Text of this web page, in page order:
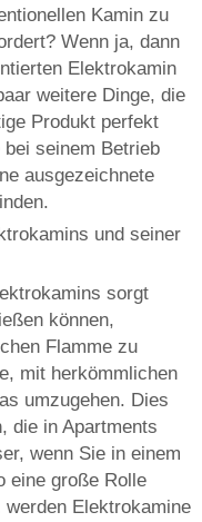
Kamin zu
Wenn ja, dann
Elektrokamin
weitere Dinge, die
Produkt perfekt
seinem Betrieb
ausgezeichnete
und seiner
sorgt
können,
Flamme zu
mit herkömmlichen
umzugehen. Dies
die in Apartments
wenn Sie in einem
eine große Rolle
Elektrokamine